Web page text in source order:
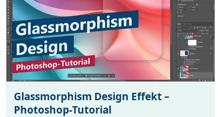
Glassmorphism Design Effekt –
Photoshop-Tutorial